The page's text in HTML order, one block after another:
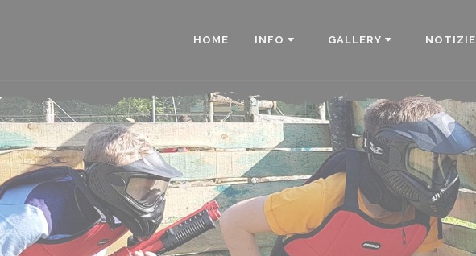
HOME INFO GALLERY NOTIZIE